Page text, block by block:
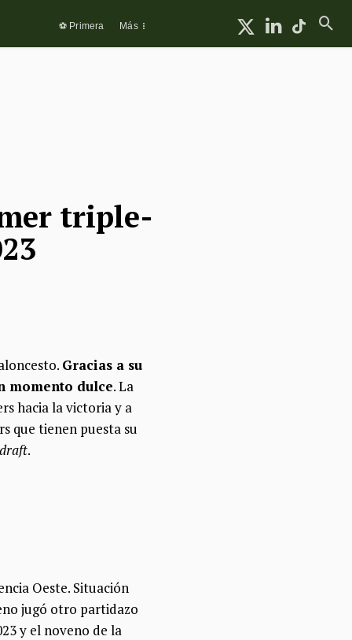
⚽ Primera Más
triple-
Gracias a su
momento dulce. La
hacia la victoria y a
que tienen puesta su
draft.
Oeste. Situación
jugó otro partidazo
y el noveno de la